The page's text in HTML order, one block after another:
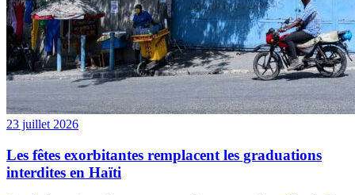
23 juillet 2026
Les fêtes exorbitantes remplacent les graduations
interdites en Haïti